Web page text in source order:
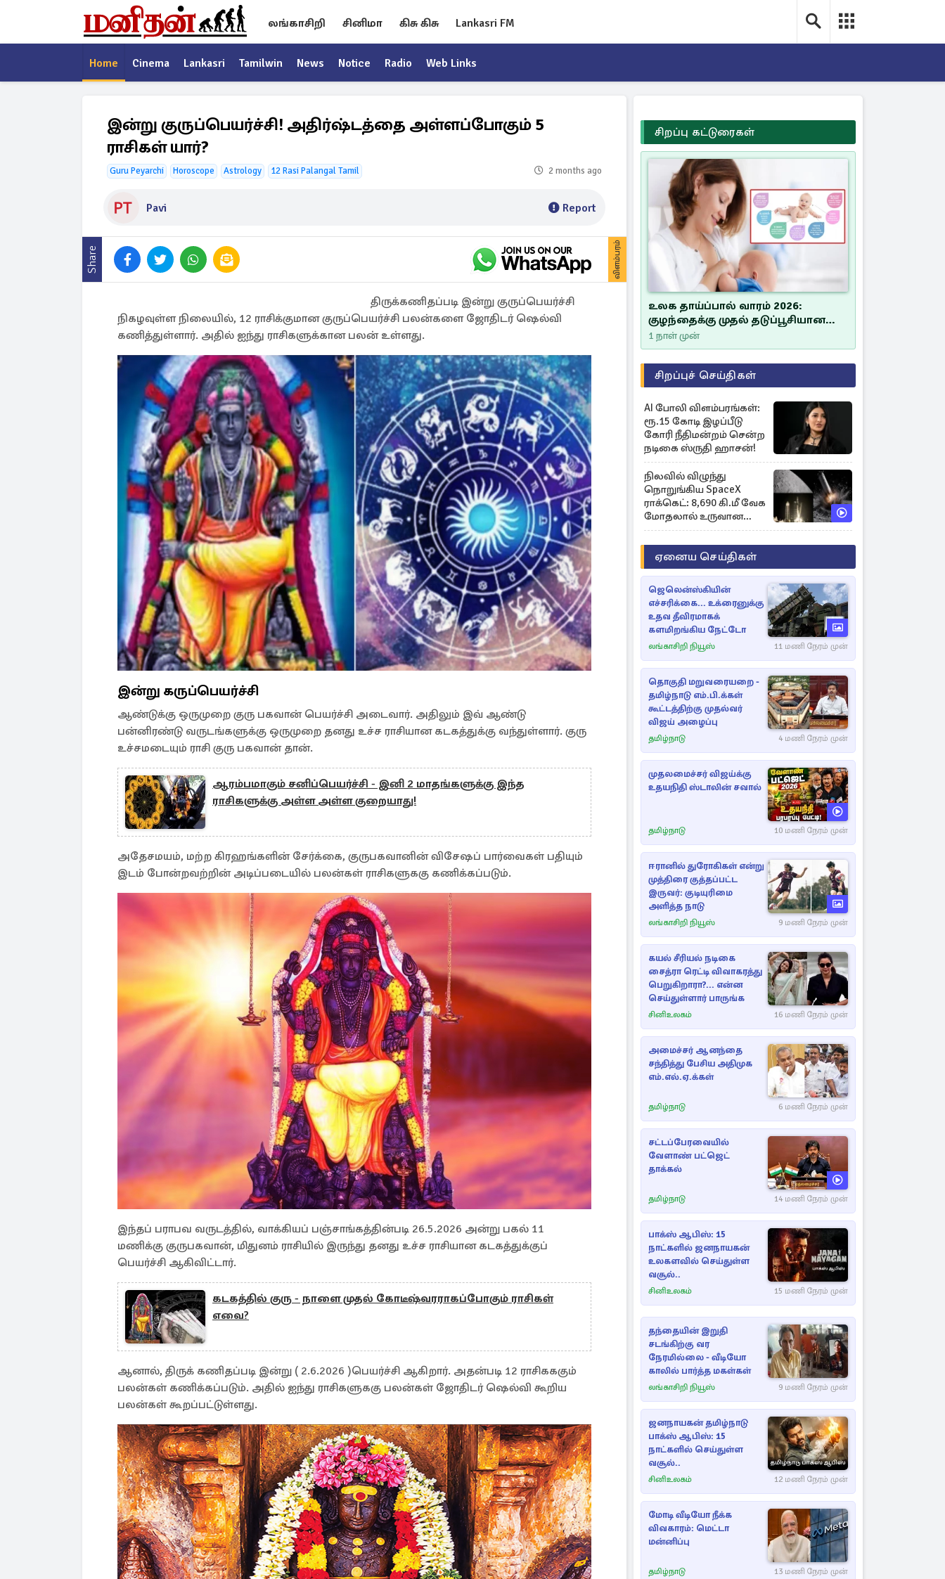
லங்காசிறி சினிமா கிசு கிசு Lankasri FM
Home Cinema Lankasri Tamilwin News Notice Radio Web Links
இன்று குருப்பெயர்ச்சி! அதிர்ஷ்டத்தை அள்ளப்போகும் 5
ராசிகள் யார்?
Guru Peyarchi Horoscope Astrology 12 Rasi Palangal Tamil 2 months ago
Pavi Report
Share விளம்பரம்
திருக்கணிதப்படி இன்று குருப்பெயர்ச்சி
நிகழவுள்ள நிலையில், 12 ராசிக்குமான குருப்பெயர்ச்சி பலன்களை ஜோதிடர் ஷெல்வி
கணித்துள்ளார். அதில் ஐந்து ராசிகளுக்கான பலன் உள்ளது.
இன்று கருப்பெயர்ச்சி
ஆண்டுக்கு ஒருமுறை குரு பகவான் பெயர்ச்சி அடைவார். அதிலும் இவ் ஆண்டு
பன்னிரண்டு வருடங்களுக்கு ஒருமுறை தனது உச்ச ராசியான கடகத்துக்கு வந்துள்ளார். குரு
உச்சமடையும் ராசி குரு பகவான் தான்.
ஆரம்பமாகும் சனிப்பெயர்ச்சி - இனி 2 மாதங்களுக்கு இந்த
ராசிகளுக்கு அள்ள அள்ள குறையாது!
அதேசமயம், மற்ற கிரஹங்களின் சேர்க்கை, குருபகவானின் விசேஷப் பார்வைகள் பதியும்
இடம் போன்றவற்றின் அடிப்படையில் பலன்கள் ராசிகளுககு கணிக்கப்படும்.
இந்தப் பராபவ வருடத்தில், வாக்கியப் பஞ்சாங்கத்தின்படி 26.5.2026 அன்று பகல் 11
மணிக்கு குருபகவான், மிதுனம் ராசியில் இருந்து தனது உச்ச ராசியான கடகத்துக்குப்
பெயர்ச்சி ஆகிவிட்டார்.
கடகத்தில் குரு - நாளை முதல் கோடீஷ்வரராகப்போகும் ராசிகள்
எவை?
ஆனால், திருக் கணிதப்படி இன்று ( 2.6.2026 )பெயர்ச்சி ஆகிறார். அதன்படி 12 ராசிகககும்
பலன்கள் கணிக்கப்படும். அதில் ஐந்து ராசிகளுககு பலன்கள் ஜோதிடர் ஷெல்வி கூறிய
பலன்கள் கூறப்பட்டுள்ளது.
சிறப்பு கட்டுரைகள்
உலக தாய்ப்பால் வாரம் 2026:
குழந்தைக்கு முதல் தடுப்பூசியான
சீம்பாலின் முக்கியத்துவம்!
1 நாள் முன்
சிறப்புச் செய்திகள்
AI போலி விளம்பரங்கள்:
ரூ.15 கோடி இழப்பீடு
கோரி நீதிமன்றம் சென்ற
நடிகை ஸ்ருதி ஹாசன்!
நிலவில் விழுந்து
நொறுங்கிய SpaceX
ராக்கெட்: 8,690 கி.மீ வேக
மோதலால் உருவான
புதிய பள்ளம்!
ஏனைய செய்திகள்
ஜெலென்ஸ்கியின்
எச்சரிக்கை... உக்ரைனுக்கு
உதவ தீவிரமாகக்
களமிறங்கிய நேட்டோ
லங்காசிறி நியூஸ் 11 மணி நேரம் முன்
தொகுதி மறுவரையறை -
தமிழ்நாடு எம்.பி.க்கள்
கூட்டத்திற்கு முதல்வர்
விஜய் அழைப்பு
தமிழ்நாடு 4 மணி நேரம் முன்
முதலமைச்சர் விஜய்க்கு
உதயநிதி ஸ்டாலின் சவால்
தமிழ்நாடு 10 மணி நேரம் முன்
ஈரானில் துரோகிகள் என்று
முத்திரை குத்தப்பட்ட
இருவர்: குடியுரிமை
அளித்த நாடு
லங்காசிறி நியூஸ் 9 மணி நேரம் முன்
கயல் சீரியல் நடிகை
சைத்ரா ரெட்டி விவாகரத்து
பெறுகிறாரா?... என்ன
செய்துள்ளார் பாருங்க
சினிஉலகம் 16 மணி நேரம் முன்
அமைச்சர் ஆனந்தை
சந்தித்து பேசிய அதிமுக
எம்.எல்.ஏ.க்கள்
தமிழ்நாடு 6 மணி நேரம் முன்
சட்டப்பேரவையில்
வேளாண் பட்ஜெட்
தாக்கல்
தமிழ்நாடு 14 மணி நேரம் முன்
பாக்ஸ் ஆபிஸ்: 15
நாட்களில் ஜனநாயகன்
உலகளவில் செய்துள்ள
வசூல்..
சினிஉலகம் 15 மணி நேரம் முன்
தந்தையின் இறுதி
சடங்கிற்கு வர
நேரமில்லை - வீடியோ
காலில் பார்த்த மகள்கள்
லங்காசிறி நியூஸ் 9 மணி நேரம் முன்
ஜனநாயகன் தமிழ்நாடு
பாக்ஸ் ஆபிஸ்: 15
நாட்களில் செய்துள்ள
வசூல்..
சினிஉலகம் 12 மணி நேரம் முன்
மோடி வீடியோ நீக்க
விவகாரம்: மெட்டா
மன்னிப்பு
தமிழ்நாடு 13 மணி நேரம் முன்